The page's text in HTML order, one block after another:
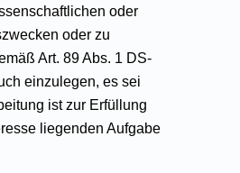
oder
oder zu
Art. 89 Abs. 1 DS-
einzulegen, es sei
ist zur Erfüllung
liegenden Aufgabe